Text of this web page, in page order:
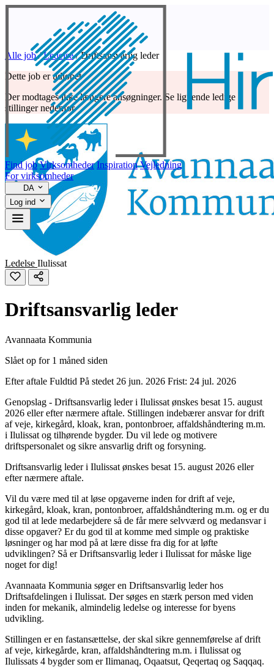
Find job Virksomheder Inspiration Vejledning
For virksomheder
DA
Log ind
Alle job / Ledelse / Driftsansvarlig leder
Dette job er udløbet
Der modtages ikke længere ansøgninger. Se lignende ledige
stillinger nedenfor.
Ledelse Ilulissat
Driftsansvarlig leder
Avannaata Kommunia
Slået op for 1 måned siden
Efter aftale Fuldtid På stedet 26 jun. 2026 Frist: 24 jul. 2026
Genopslag - Driftsansvarlig leder i Ilulissat ønskes besat 15. august
2026 eller efter nærmere aftale. Stillingen indebærer ansvar for drift
af veje, kirkegård, kloak, kran, pontonbroer, affaldshåndtering m.m.
i Ilulissat og tilhørende bygder. Du vil lede og motivere
driftspersonalet og sikre ansvarlig drift og forsyning.
Driftsansvarlig leder i Ilulissat ønskes besat 15. august 2026 eller
efter nærmere aftale.
Vil du være med til at løse opgaverne inden for drift af veje,
kirkegård, kloak, kran, pontonbroer, affaldshåndtering m.m. og er du
god til at lede medarbejdere så de får mere selvværd og medansvar i
disse opgaver? Er du god til at komme med simple og praktiske
løsninger og har mod på at lære disse fra dig for at løfte
udviklingen? Så er Driftsansvarlig leder i Ilulissat for måske lige
noget for dig!
Avannaata Kommunia søger en Driftsansvarlig leder hos
Driftsafdelingen i Ilulissat. Der søges en stærk person med viden
inden for mekanik, almindelig ledelse og interesse for byens
udvikling.
Stillingen er en fastansættelse, der skal sikre gennemførelse af drift
af veje, kirkegårde, kran, affaldshåndtering m.m. i Ilulissat og
Ilulissats 4 bygder som er Ilimanaq, Oqaatsut, Qeqertaq og Saqqaq.